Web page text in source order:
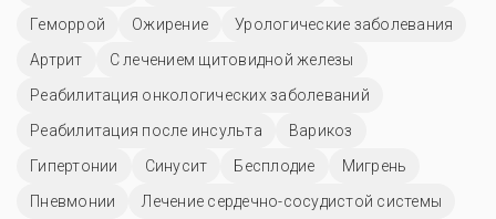
Геморрой
Ожирение
Урологические заболевания
Артрит
С лечением щитовидной железы
Реабилитация онкологических заболеваний
Реабилитация после инсульта
Варикоз
Гипертонии
Синусит Бесплодие
Мигрень
Пневмонии
Лечение сердечно-сосудистой системы